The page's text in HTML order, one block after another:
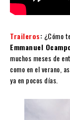
Traileros: ¿Cómo
Emmanuel
muchos meses de
como en el verano,
ya en pocos días.